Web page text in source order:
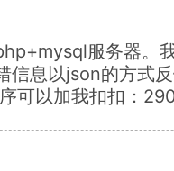
服务器。
信息以json的方式
可以加我扣扣：